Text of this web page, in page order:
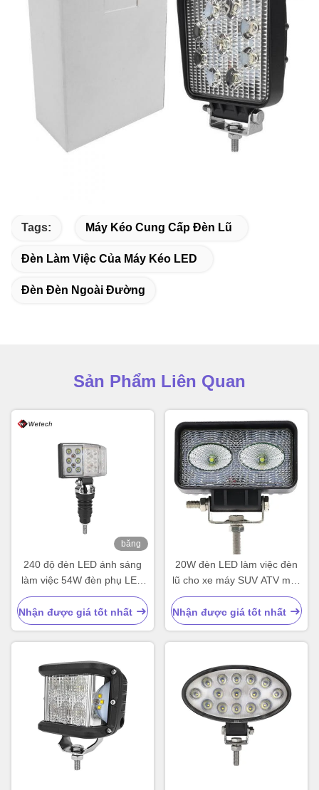
Tags: Máy Kéo Cung Cấp Đèn Lũ
Đèn Làm Việc Của Máy Kéo LED
Đèn Đèn Ngoài Đường
Sản Phẩm Liên Quan
băng
240 độ đèn LED ánh sáng
làm việc 54W đèn phụ LED
chống nước
Nhận được giá tốt nhất
20W đèn LED làm việc đèn
lũ cho xe máy SUV ATV máy
kéo
Nhận được giá tốt nhất